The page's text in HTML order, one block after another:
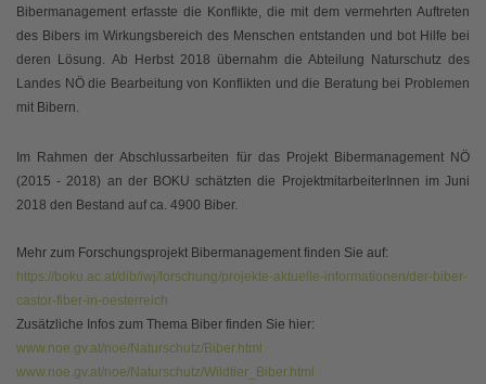
Bibermanagement erfasste die Konflikte, die mit dem vermehrten Auftreten
des Bibers im Wirkungsbereich des Menschen entstanden und bot Hilfe bei
deren Lösung. Ab Herbst 2018 übernahm die Abteilung Naturschutz des
Landes NÖ die Bearbeitung von Konflikten und die Beratung bei Problemen
mit Bibern.
Im Rahmen der Abschlussarbeiten für das Projekt Bibermanagement NÖ
(2015 - 2018) an der BOKU schätzten die ProjektmitarbeiterInnen im Juni
2018 den Bestand auf ca. 4900 Biber.
Mehr zum Forschungsprojekt Bibermanagement finden Sie auf:
https://boku.ac.at/dib/iwj/forschung/projekte-aktuelle-informationen/der-biber-
castor-fiber-in-oesterreich
Zusätzliche Infos zum Thema Biber finden Sie hier:
www.noe.gv.at/noe/Naturschutz/Biber.html
www.noe.gv.at/noe/Naturschutz/Wildtier_Biber.html